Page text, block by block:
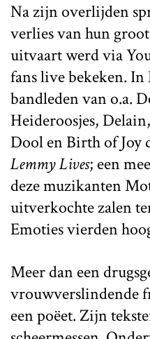
Na zijn overlijden
verlies van hun
uitvaart werd via
fans live bekeken. In
bandleden van o.a.
Heideroosjes,
Dool en Birth of Joy
Lemmy Lives; een
deze muzikanten
uitverkochte zalen
Emoties vierden
Meer dan een
vrouwverslindende
een poëet. Zijn